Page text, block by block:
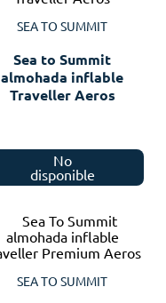
SEA TO SUMMIT
Sea to Summit
almohada inflable
Traveller Aeros
No
disponible
SEA TO SUMMIT